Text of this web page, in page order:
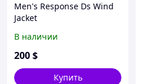
Men's Response Ds Wind
Jacket
В наличии
200$
Купить